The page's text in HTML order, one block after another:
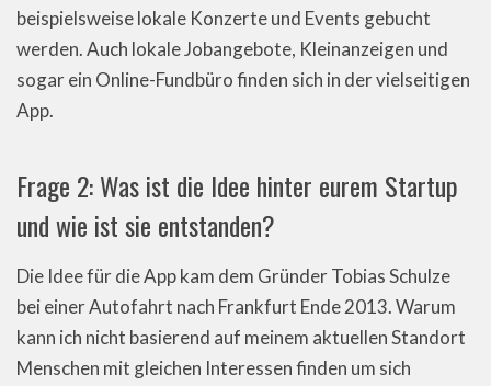
beispielsweise lokale Konzerte und Events gebucht
werden. Auch lokale Jobangebote, Kleinanzeigen und
sogar ein Online-Fundbüro finden sich in der vielseitigen
App.
Frage 2: Was ist die Idee hinter eurem Startup
und wie ist sie entstanden?
Die Idee für die App kam dem Gründer Tobias Schulze
bei einer Autofahrt nach Frankfurt Ende 2013. Warum
kann ich nicht basierend auf meinem aktuellen Standort
Menschen mit gleichen Interessen finden um sich